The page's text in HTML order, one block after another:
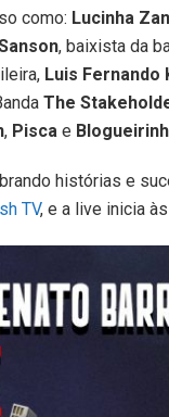
como: Lucinha
, baixista da
Luis Fernando
The
, Pisca e
histórias e
TV, e a live inicia